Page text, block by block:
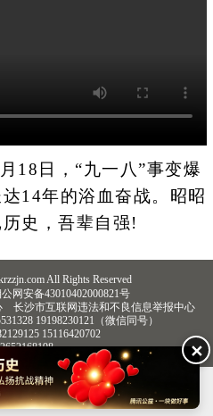
日，“九一八”事变爆
14年的浴血奋战。昭昭
史，吾辈自强!
All Rights Reserved
网安备43010402000821号
长沙市互联网违法和不良信息举报中心
19198230121（微信同号）
15116420702
✕